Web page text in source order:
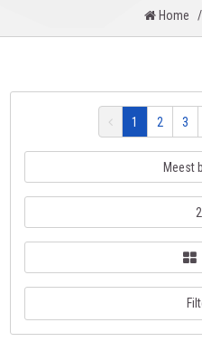
Home /
1 2 3
Meest